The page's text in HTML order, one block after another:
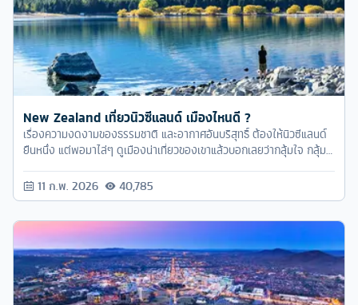
New Zealand เที่ยวนิวซีแลนด์ เมืองไหนดี ?
เรื่องความงดงามของธรรมชาติ และอากาศอันบริสุทธิ์ ต้องให้นิวซีแลนด์
ยืนหนึ่ง แต่พอมาไล่ๆ ดูเมืองน่าเที่ยวของเขาแล้วบอกเลยว่ากลุ้มใจ กลุ้ม
ต่างหาก ขอลางานเป็นเดือนได้ไหมครับหัวหน้าาาา
11 ก.พ. 2026 40,785